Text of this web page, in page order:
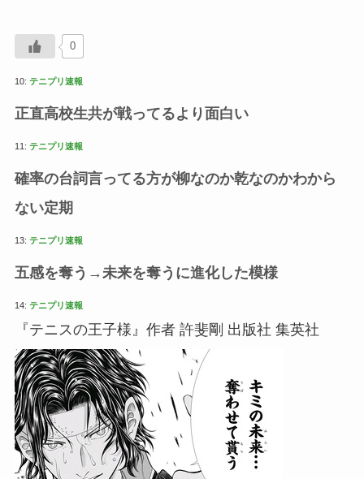
0
10: テニプリ速報
正直高校生共が戦ってるより面白い
11: テニプリ速報
確率の台詞言ってる方が柳なのか乾なのかわから
ない定期
13: テニプリ速報
五感を奪う→未来を奪うに進化した模様
14: テニプリ速報
『テニスの王子様』作者 許斐剛 出版社 集英社